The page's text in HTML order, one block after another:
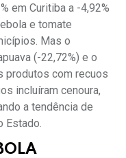
em Curitiba a -4,92%
e tomate
Mas o
(-22,72%) e o
produtos com recuos
incluíram cenoura,
a tendência de
Estado.